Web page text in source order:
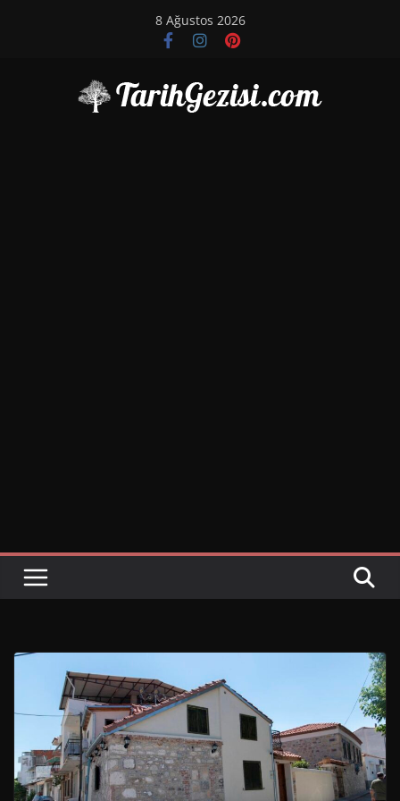
8 Ağustos 2026